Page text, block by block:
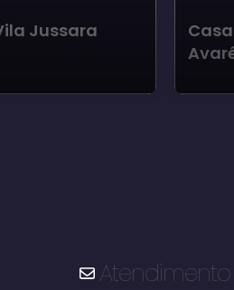
Jussara
Atendimento